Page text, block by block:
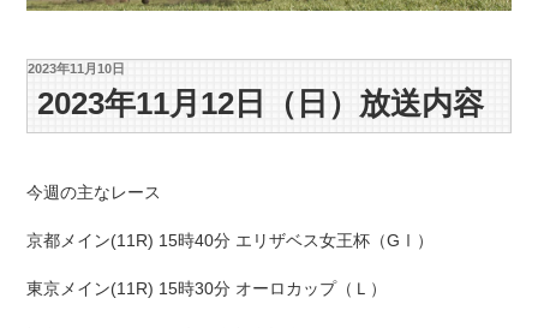
2023年11月10日
2023年11月12日（日）放送内容
今週の主なレース
京都メイン(11R) 15時40分 エリザベス女王杯（GⅠ）
東京メイン(11R) 15時30分 オーロカップ（Ｌ）